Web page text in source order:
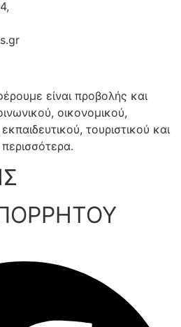
είναι προβολής και
οικονομικού,
τουριστικού και